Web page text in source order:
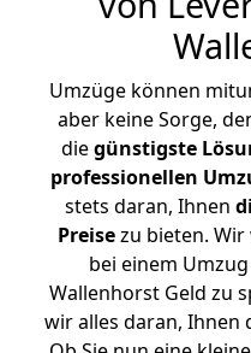
Umzüge können
aber keine Sorge,
diegünstigste
professionellen
stets daran, Ihnen
Preisezu bieten.
bei einem
Wallenhorst Geld zu
wir alles daran, Ihnen